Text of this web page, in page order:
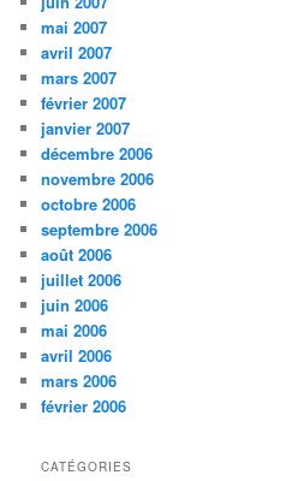
mai 2007
avril 2007
mars 2007
février 2007
janvier 2007
décembre 2006
novembre 2006
octobre 2006
septembre 2006
août 2006
juillet 2006
juin 2006
mai 2006
avril 2006
mars 2006
février 2006
CATÉGORIES